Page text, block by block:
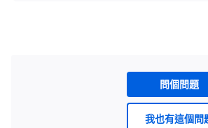
問個問題
我也有這個問